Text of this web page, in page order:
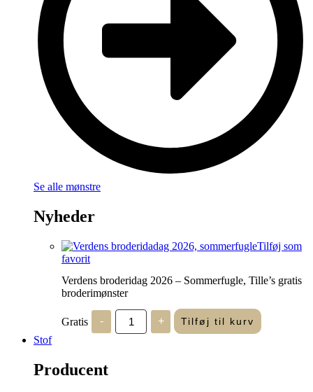
Se alle mønstre
Nyheder
Tilføj som
favorit
Verdens broderidag 2026 – Sommerfugle, Tille’s gratis
broderimønster
Gratis -
Verdens
broderidag
2026
+ Tilføj til kurv
Stof
Producent